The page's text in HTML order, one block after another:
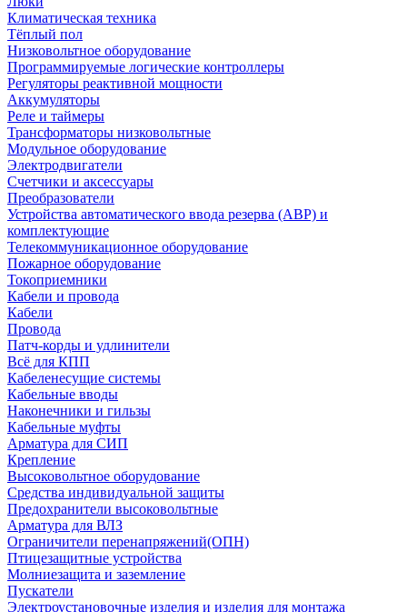
Климатическая техника
Тёплый пол
Низковольтное оборудование
Программируемые логические контроллеры
Регуляторы реактивной мощности
Аккумуляторы
Реле и таймеры
Трансформаторы низковольтные
Модульное оборудование
Электродвигатели
Счетчики и аксессуары
Преобразователи
Устройства автоматического ввода резерва (АВР) и
комплектующие
Телекоммуникационное оборудование
Пожарное оборудование
Токоприемники
Кабели и провода
Кабели
Провода
Патч-корды и удлинители
Всё для КПП
Кабеленесущие системы
Кабельные вводы
Наконечники и гильзы
Кабельные муфты
Арматура для СИП
Крепление
Высоковольтное оборудование
Средства индивидуальной защиты
Предохранители высоковольтные
Арматура для ВЛЗ
Ограничители перенапряжений(ОПН)
Птицезащитные устройства
Молниезащита и заземление
Пускатели
Электроустановочные изделия и изделия для монтажа